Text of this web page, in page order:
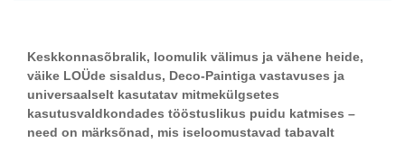
Keskkonnasõbralik, loomulik välimus ja vähene heide,
väike LOÜde sisaldus, Deco-Paintiga vastavuses ja
universaalselt kasutatav mitmekülgsetes
kasutusvaldkondades tööstuslikus puidu katmises –
need on märksõnad, mis iseloomustavad tabavalt